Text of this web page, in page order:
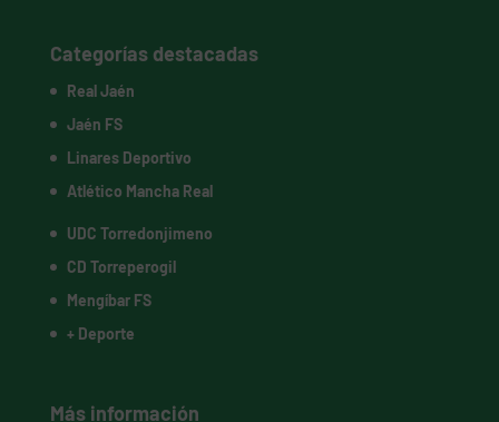
Categorías destacadas
Real Jaén
Jaén FS
Linares Deportivo
Atlético Mancha Real
UDC Torredonjimeno
CD Torreperogil
Mengíbar FS
+ Deporte
Más información